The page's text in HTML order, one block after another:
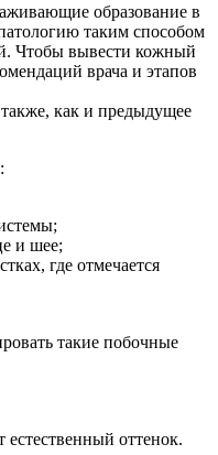
образование в
таким способом
Чтобы вывести кожный
врача и этапов
также, как и предыдущее
и шее;
где отмечается
такие побочные
естественный оттенок.